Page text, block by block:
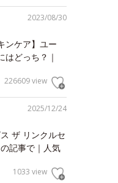
2023/08/30
ンケア】ユー
どっち？｜
226609 view
2025/12/24
ザ リンクルセ
記事で｜人気
1033 view